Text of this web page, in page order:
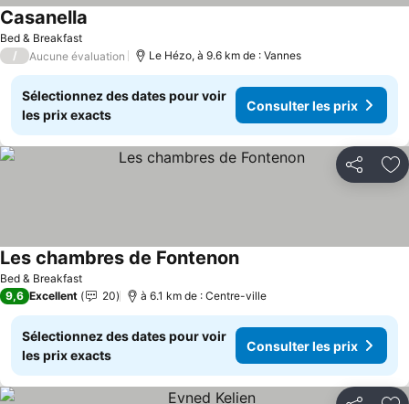
Bed & Breakfast
Casanella
/ Aucune évaluation Le Hézo, à 9.6 km de : Vannes
Sélectionnez des dates pour voir
les prix exacts
Consulter les prix
Partager
Bed & Breakfast
Les chambres de Fontenon
9,6 Excellent 20 à 6.1 km de : Centre-ville
Sélectionnez des dates pour voir
les prix exacts
Consulter les prix